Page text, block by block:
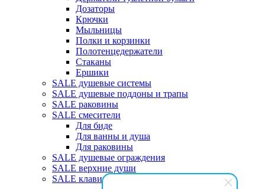
Дозаторы
Крючки
Мыльницы
Полки и корзинки
Полотенцедержатели
Стаканы
Ершики
SALE душевые системы
SALE душевые поддоны и трапы
SALE раковины
SALE смесители
Для биде
Для ванны и душа
Для раковины
SALE душевые ограждения
SALE верхние души
SALE клавиши